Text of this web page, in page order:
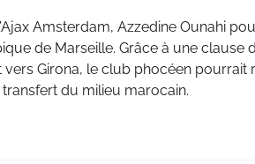
Amsterdam, Azzedine Ounahi
de Marseille. Grâce à une clause
vers Girona, le club phocéen pourrait
du milieu marocain.